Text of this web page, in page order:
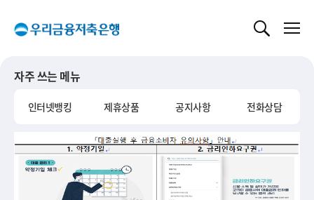
자주 쓰는 메뉴
인터넷뱅킹 제휴상품 공지사항 전화상담